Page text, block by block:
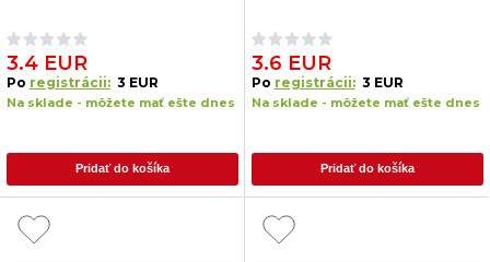
3.4 EUR
Po registrácii: 3 EUR
Na sklade - môžete mať ešte dnes
Pridať do košíka
3.6 EUR
Po registrácii: 3 EUR
Na sklade - môžete mať ešte dnes
Pridať do košíka